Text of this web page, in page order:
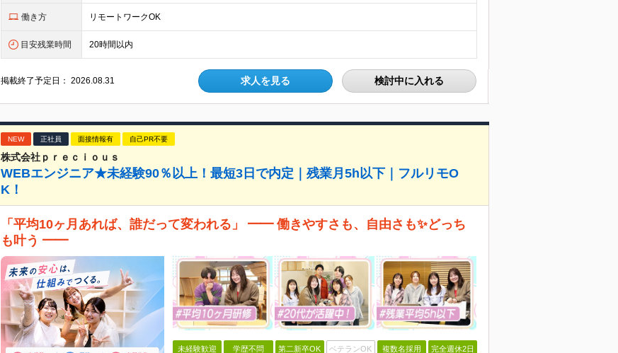
働き方 リモートワークOK
目安残業時間 20時間以内
掲載終了予定日：2026.08.31 求人を見る 検討中に入れる
NEW 正社員 面接情報有 自己PR不要
株式会社ｐｒｅｃｉｏｕｓ
WEBエンジニア★未経験90％以上！最短3日で内定｜残業月5h以下｜フルリモO
K！
「平均10ヶ月あれば、誰だって変われる」 ━━ 働きやすさも、自由さも✨どっち
も叶う ━━
未経験歓迎 学歴不問 第二新卒OK ベテランOK 複数名採用 完全週休2日